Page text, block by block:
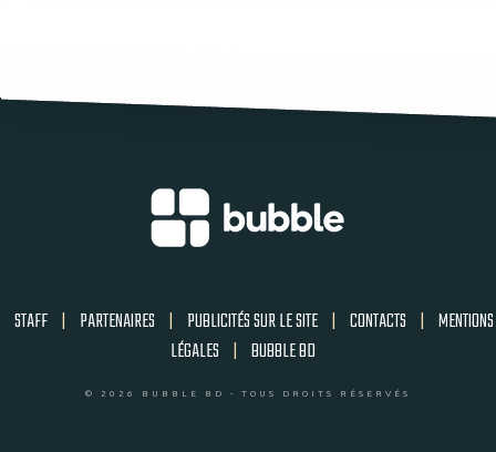
STAFF | PARTENAIRES | PUBLICITÉS SUR LE SITE | CONTACTS | MENTIONS
LÉGALES | BUBBLE BD
© 2026 BUBBLE BD - TOUS DROITS RÉSERVÉS